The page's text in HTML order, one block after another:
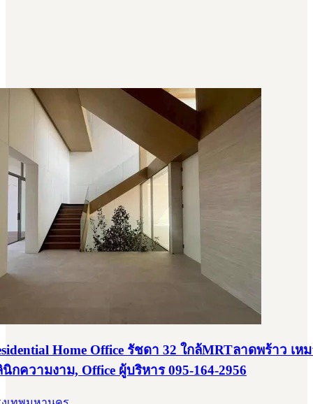
Home Office รัชดา 32 ใกล้MRTลาดพร้าว เห
กความงาม, Office ผู้บริหาร 095-164-2956